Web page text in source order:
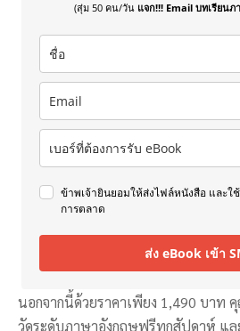
(สุ่ม 50 คน/วัน แจก!!! Email บทเรียนภ
ข้าพเจ้ายินยอมให้ส่งไฟล์หนังสือ และใ
การตลาด
ส่ง eBook เข้า
นอกจากนี้ด้วยราคาเพียง 1,490 บาท
วัดระดับภาษาอังกฤษฟรีทุกสัปดาห์ แล